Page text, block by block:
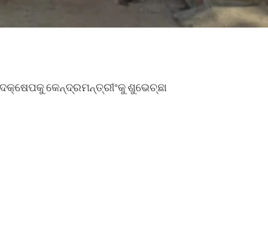
କେନ୍ଦ୍ରମନ୍ତ୍ରୀଂକୁ ଶୁଭେଚ୍ଛା